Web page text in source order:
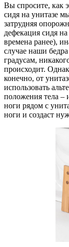
Вы спросите, как
сидя на унитазе
затрудняя
дефекация сидя
времена ранее),
случае наши
градусам,
происходит.
конечно, от
использовать
положения тела –
ноги рядом с
ноги и создаст